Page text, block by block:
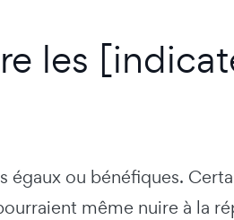
les
égaux ou bénéfiques.
même nuire à la